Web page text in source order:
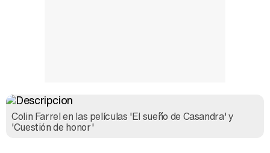
Colin Farrel en las películas 'El sueño de Casandra' y
'Cuestión de honor'